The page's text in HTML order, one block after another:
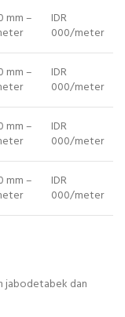
mm –
IDR
000/meter
mm –
IDR
000/meter
mm –
IDR
000/meter
mm –
IDR
000/meter
jabodetabek dan